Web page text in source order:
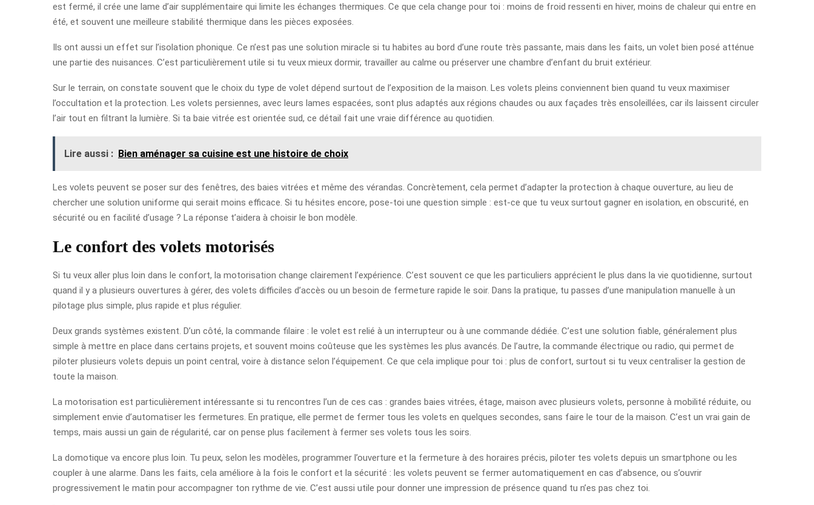
est fermé, il crée une lame d’air supplémentaire qui limite les échanges thermiques. Ce que cela change pour toi : moins de froid ressenti en hiver, moins de chaleur qui entre en
été, et souvent une meilleure stabilité thermique dans les pièces exposées.
Ils ont aussi un effet sur l’isolation phonique. Ce n’est pas une solution miracle si tu habites au bord d’une route très passante, mais dans les faits, un volet bien posé atténue
une partie des nuisances. C’est particulièrement utile si tu veux mieux dormir, travailler au calme ou préserver une chambre d’enfant du bruit extérieur.
Sur le terrain, on constate souvent que le choix du type de volet dépend surtout de l’exposition de la maison. Les volets pleins conviennent bien quand tu veux maximiser
l’occultation et la protection. Les volets persiennes, avec leurs lames espacées, sont plus adaptés aux régions chaudes ou aux façades très ensoleillées, car ils laissent circuler
l’air tout en filtrant la lumière. Si ta baie vitrée est orientée sud, ce détail fait une vraie différence au quotidien.
Lire aussi : Bien aménager sa cuisine est une histoire de choix
Les volets peuvent se poser sur des fenêtres, des baies vitrées et même des vérandas. Concrètement, cela permet d’adapter la protection à chaque ouverture, au lieu de
chercher une solution uniforme qui serait moins efficace. Si tu hésites encore, pose-toi une question simple : est-ce que tu veux surtout gagner en isolation, en obscurité, en
sécurité ou en facilité d’usage ? La réponse t’aidera à choisir le bon modèle.
Le confort des volets motorisés
Si tu veux aller plus loin dans le confort, la motorisation change clairement l’expérience. C’est souvent ce que les particuliers apprécient le plus dans la vie quotidienne, surtout
quand il y a plusieurs ouvertures à gérer, des volets difficiles d’accès ou un besoin de fermeture rapide le soir. Dans la pratique, tu passes d’une manipulation manuelle à un
pilotage plus simple, plus rapide et plus régulier.
Deux grands systèmes existent. D’un côté, la commande filaire : le volet est relié à un interrupteur ou à une commande dédiée. C’est une solution fiable, généralement plus
simple à mettre en place dans certains projets, et souvent moins coûteuse que les systèmes les plus avancés. De l’autre, la commande électrique ou radio, qui permet de
piloter plusieurs volets depuis un point central, voire à distance selon l’équipement. Ce que cela implique pour toi : plus de confort, surtout si tu veux centraliser la gestion de
toute la maison.
La motorisation est particulièrement intéressante si tu rencontres l’un de ces cas : grandes baies vitrées, étage, maison avec plusieurs volets, personne à mobilité réduite, ou
simplement envie d’automatiser les fermetures. En pratique, elle permet de fermer tous les volets en quelques secondes, sans faire le tour de la maison. C’est un vrai gain de
temps, mais aussi un gain de régularité, car on pense plus facilement à fermer ses volets tous les soirs.
La domotique va encore plus loin. Tu peux, selon les modèles, programmer l’ouverture et la fermeture à des horaires précis, piloter tes volets depuis un smartphone ou les
coupler à une alarme. Dans les faits, cela améliore à la fois le confort et la sécurité : les volets peuvent se fermer automatiquement en cas d’absence, ou s’ouvrir
progressivement le matin pour accompagner ton rythme de vie. C’est aussi utile pour donner une impression de présence quand tu n’es pas chez toi.